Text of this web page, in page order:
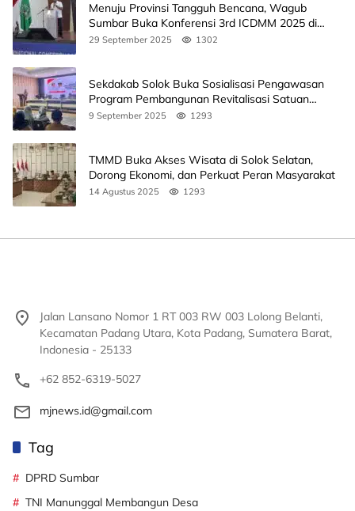
Menuju Provinsi Tangguh Bencana, Wagub
Sumbar Buka Konferensi 3rd ICDMM 2025 di
Unand
29 September 2025 1302
Sekdakab Solok Buka Sosialisasi Pengawasan
Program Pembangunan Revitalisasi Satuan
Pendidikan
9 September 2025 1293
TMMD Buka Akses Wisata di Solok Selatan,
Dorong Ekonomi, dan Perkuat Peran Masyarakat
14 Agustus 2025 1293
Jalan Lansano Nomor 1 RT 003 RW 003 Lolong Belanti,
Kecamatan Padang Utara, Kota Padang, Sumatera Barat,
Indonesia - 25133
+62 852-6319-5027
mjnews.id@gmail.com
Tag
DPRD Sumbar
TNI Manunggal Membangun Desa